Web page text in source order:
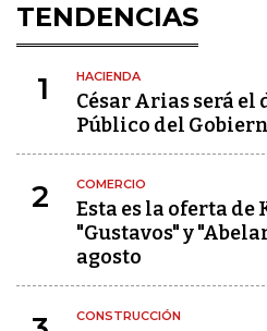
TENDENCIAS
1 HACIENDA
César Arias será
Público del
2 COMERCIO
Esta es la oferta
"Gustavos" y
agosto
CONSTRUCCIÓN